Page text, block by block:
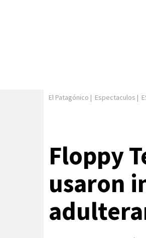
El Patagónico | Espectaculos |
Floppy
usaron